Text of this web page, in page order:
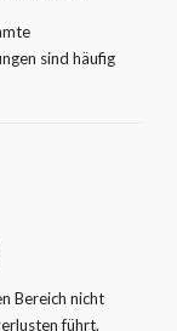
sind häufig
Bereich nicht
führt.